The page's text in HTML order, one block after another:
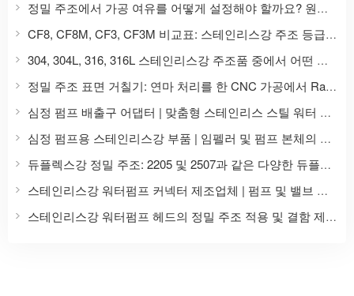
정밀 주조에서 가공 여유를 어떻게 설정해야 할까요? 원자재부터 CNC 가공 완제품까지 스테인리스강 주조품의 치수 설계 가이드.
CF8, CF8M, CF3, CF3M 비교표: 스테인리스강 주조 등급은 304, 316, 304L, 316L과 어떻게 상응합니까?
304, 304L, 316, 316L 스테인리스강 주조품 중에서 어떤 것을 선택해야 할까요? 재질 특성 및 적용 시나리오 비교.
정밀 주조 표면 거칠기: 연마 처리를 한 CNC 가공에서 Ra, Ry, Rz 값 비교
심정 펌프 배출구 어댑터 | 맞춤형 스테인리스 스틸 워터 펌프 액세서리
심정 펌프용 스테인리스강 부품 | 임펠러 및 펌프 본체의 정밀 주조 및 가공
듀플렉스강 정밀 주조: 2205 및 2507과 같은 다양한 듀플렉스강 등급의 맞춤형 주조.
스테인리스강 워터펌프 커넥터 제조업체 | 펌프 및 밸브 액세서리의 정밀 주조
스테인리스강 워터펌프 헤드의 정밀 주조 적용 및 결함 제어 방법